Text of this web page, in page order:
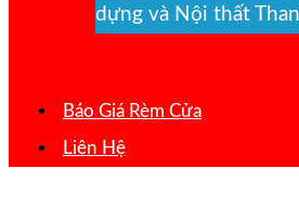
dựng và Nội thất
Báo Giá Rèm Cửa
Liên Hệ